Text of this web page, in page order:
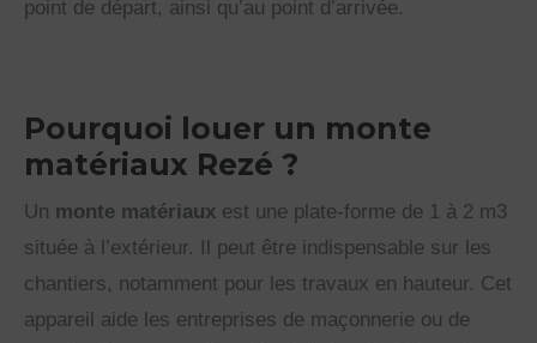
point de départ, ainsi qu’au point d’arrivée.
Pourquoi louer un monte
matériaux Rezé ?
Un monte matériaux est une plate-forme de 1 à 2 m3
située à l’extérieur. Il peut être indispensable sur les
chantiers, notamment pour les travaux en hauteur. Cet
appareil aide les entreprises de maçonnerie ou de